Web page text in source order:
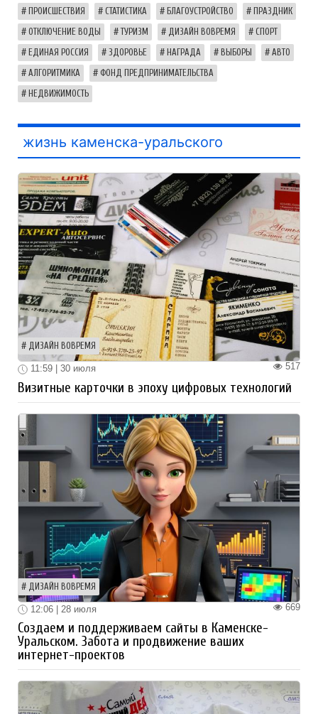
ПРОИСШЕСТВИЯ СТАТИСТИКА БЛАГОУСТРОЙСТВО ПРАЗДНИК
ОТКЛЮЧЕНИЕ ВОДЫ ТУРИЗМ ДИЗАЙН ВОВРЕМЯ СПОРТ
ЕДИНАЯ РОССИЯ ЗДОРОВЬЕ НАГРАДА ВЫБОРЫ АВТО
АЛГОРИТМИКА ФОНД ПРЕДПРИНИМАТЕЛЬСТВА
НЕДВИЖИМОСТЬ
жизнь каменска-уральского
ДИЗАЙН ВОВРЕМЯ
517
11:59 | 30 июля
Визитные карточки в эпоху цифровых технологий
ДИЗАЙН ВОВРЕМЯ
669
12:06 | 28 июля
Создаем и поддерживаем сайты в Каменске-
Уральском. Забота и продвижение ваших
интернет-проектов